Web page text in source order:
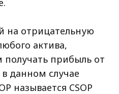
на отрицательную
актива,
получать прибыль от
данном случае
называется CSOP